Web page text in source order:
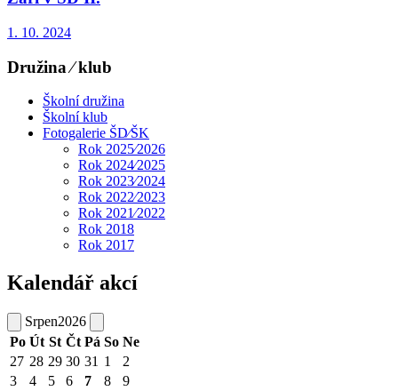
1. 10. 2024
Družina ⁄ klub
Školní družina
Školní klub
Fotogalerie ŠD⁄ŠK
Rok 2025⁄2026
Rok 2024⁄2025
Rok 2023⁄2024
Rok 2022⁄2023
Rok 2021⁄2022
Rok 2018
Rok 2017
Kalendář akcí
Srpen2026
Po Út St Čt Pá So Ne
27 28 29 30 31 1
2
3
4 5 6 7 8
9